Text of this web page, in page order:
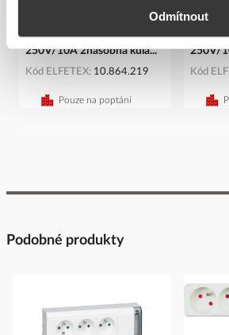
Odmítnout
EMOS Zásuvka rozbočovací
250V/10A 2násobná kula...
Kód ELFETEX 10.864.219
Pouze na poptání
EMOS
250V/
Kód
Podobné produkty